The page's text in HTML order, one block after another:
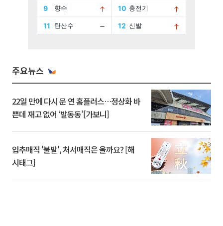
주요뉴스
22일 만에 다시 문 연 홈플러스…정상화 바
쁜데 재고 없어 ‘발동동’[가보니]
입추매직 '불발', 처서매직은 올까요? [해
시태그]